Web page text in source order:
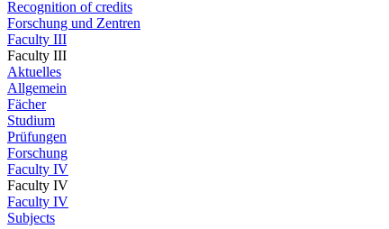
Recognition of credits
Forschung und Zentren
Faculty III
Faculty III
Aktuelles
Allgemein
Fächer
Studium
Prüfungen
Forschung
Faculty IV
Faculty IV
Faculty IV
Subjects